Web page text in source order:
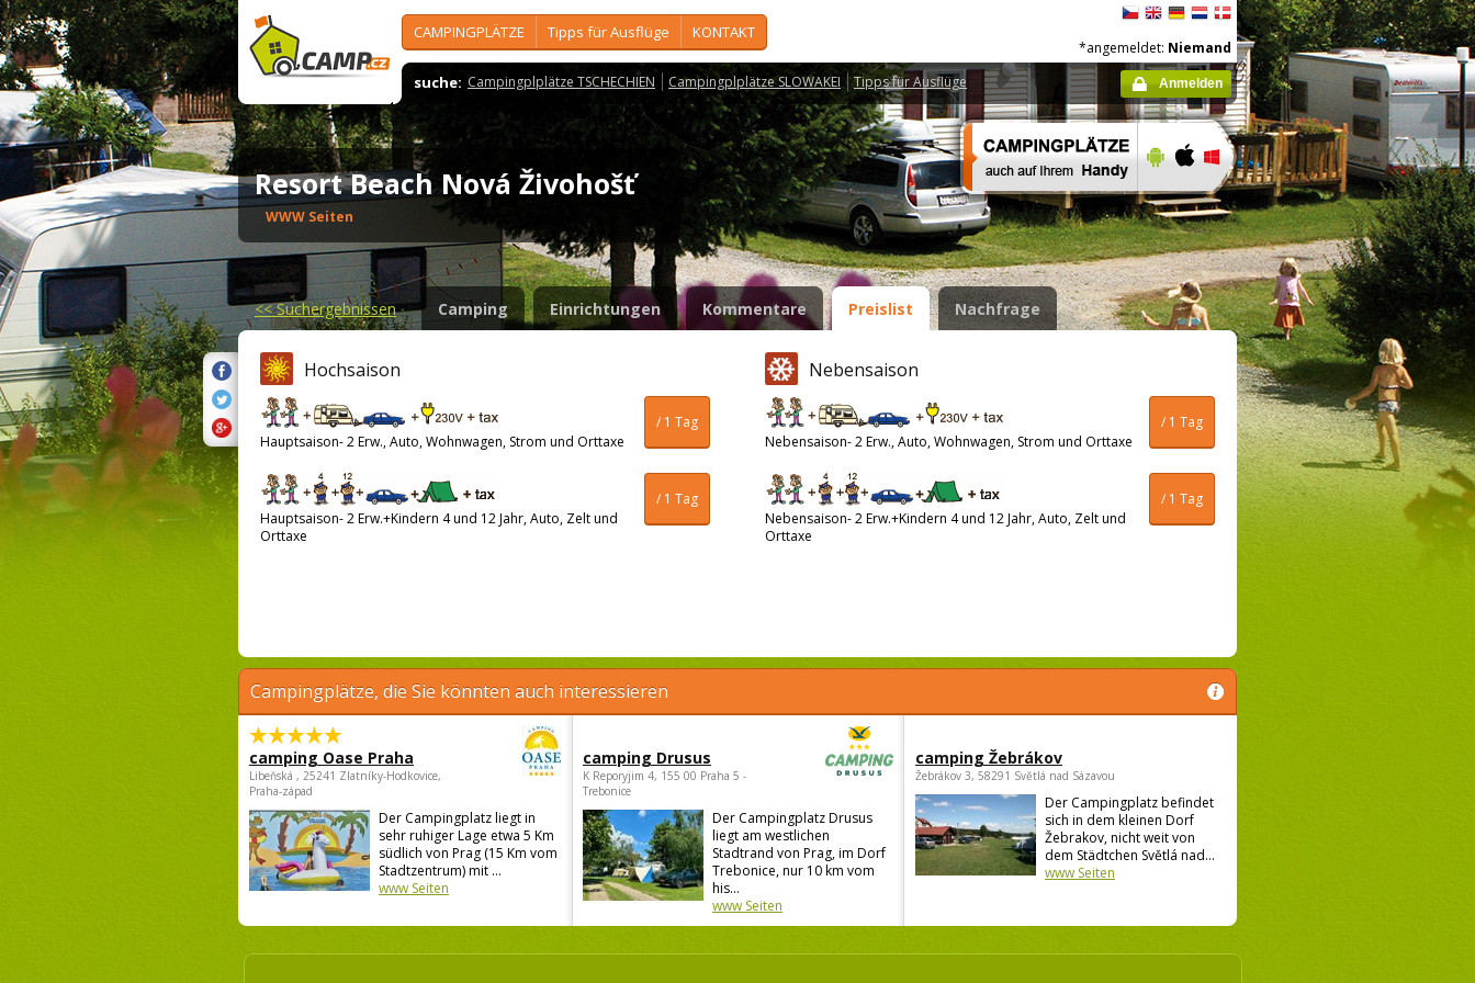
CAMPINGPLÄTZE Tipps für Ausflüge KONTAKT
suche: Campingplplätze TSCHECHIEN Campingplplätze SLOWAKEI Tipps für Ausflüge
*angemeldet: Niemand
Anmelden
Resort Beach Nová Živohošť
WWW Seiten
<<Suchergebnissen Camping Einrichtungen Kommentare Preislist Nachfrage
Hochsaison
/ 1 Tag
Hauptsaison- 2 Erw., Auto, Wohnwagen, Strom und Orttaxe
/ 1 Tag
Hauptsaison- 2 Erw.+Kindern 4 und 12 Jahr, Auto, Zelt und
Orttaxe
Nebensaison
/ 1 Tag
Nebensaison- 2 Erw., Auto, Wohnwagen, Strom und Orttaxe
/ 1 Tag
Nebensaison- 2 Erw.+Kindern 4 und 12 Jahr, Auto, Zelt und
Orttaxe
Campingplätze, die Sie könnten auch interessieren
camping Oase Praha
Libeňská , 25241 Zlatníky-Hodkovice,
Praha-západ
Der Campingplatz liegt in
sehr ruhiger Lage etwa 5 Km
südlich von Prag (15 Km vom
Stadtzentrum) mit ...
www Seiten
camping Drusus
K Reporyjim 4, 155 00 Praha 5 -
Trebonice
Der Campingplatz Drusus
liegt am westlichen
Stadtrand von Prag, im Dorf
Trebonice, nur 10 km vom
his...
www Seiten
camping Žebrákov
Žebrákov 3, 58291 Světlá nad Sázavou
Der Campingplatz befindet
sich in dem kleinen Dorf
Žebrakov, nicht weit von
dem Städtchen Světlá nad...
www Seiten